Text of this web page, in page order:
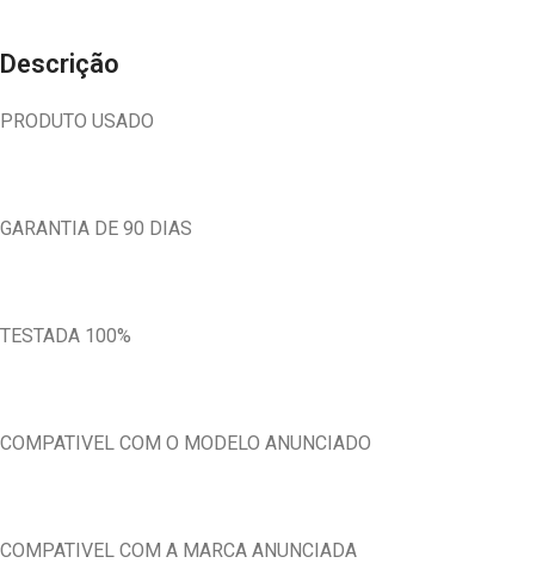
Descrição
PRODUTO USADO
GARANTIA DE 90 DIAS
TESTADA 100%
COMPATIVEL COM O MODELO ANUNCIADO
COMPATIVEL COM A MARCA ANUNCIADA